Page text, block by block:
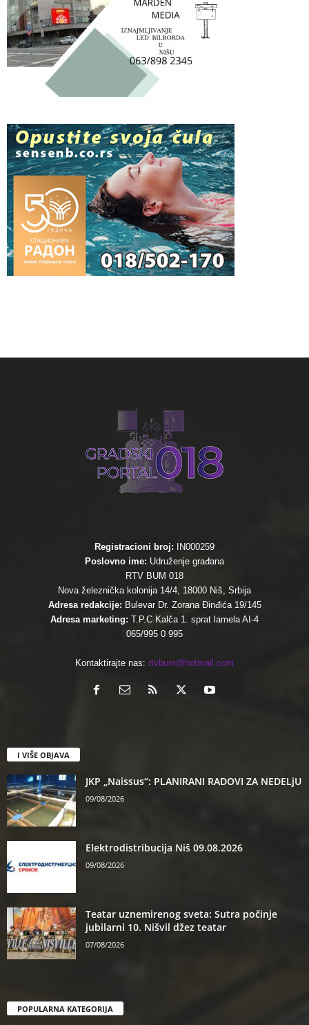
Registracioni broj:
IN000259
Poslovno ime: Udruženje građana
RTV BUM 018
Nova železnička kolonija 14/4, 18000 Niš, Srbija
Adresa redakcije: Bulevar Dr. Zorana Đinđića 19/145
Adresa marketing: T.P.C Kalča 1. sprat lamela AI-4
065/995 0 995
Kontaktirajte nas: rtvbum@hotmail.com
I VIŠE OBJAVA
JKP „Naissus“: PLANIRANI RADOVI ZA NEDELjU
09/08/2026
Elektrodistribucija Niš 09.08.2026
09/08/2026
Teatar uznemirenog sveta: Sutra počinje
jubilarni 10. Nišvil džez teatar
07/08/2026
POPULARNA KATEGORIJA